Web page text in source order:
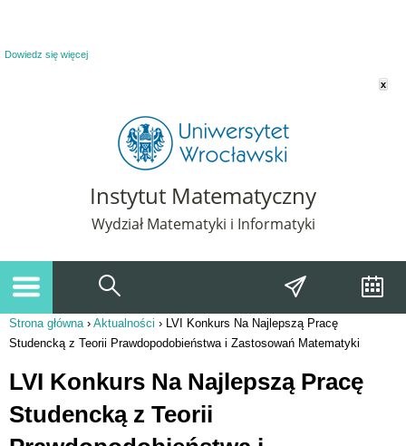
Dowiedz się więcej
x
Instytut Matematyczny
Wydział Matematyki i Informatyki
Jesteś tutaj
Strona główna› Aktualności › LVI Konkurs Na Najlepszą Pracę
Studencką z Teorii Prawdopodobieństwa i Zastosowań Matematyki
LVI Konkurs Na Najlepszą Pracę
Studencką z Teorii